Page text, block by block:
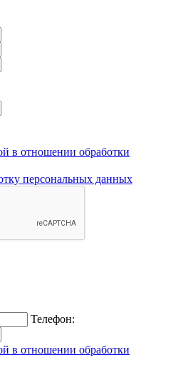
в отношении обработки
персональных данных
Телефон:
в отношении обработки